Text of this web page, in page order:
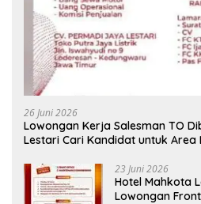
26 Juni 2026
Lowongan Kerja Salesman TO
Lestari Cari Kandidat untuk Area
23 Juni 2026
Hotel Mahkota
Lowongan